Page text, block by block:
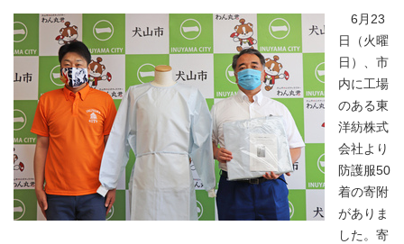
6月23
日（火曜
日）、市
内に工場
のある東
洋紡株式
会社より
防護服50
着の寄附
がありま
した。寄